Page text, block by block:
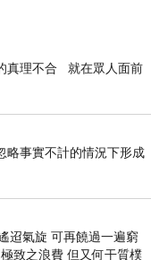
理不合 就在眾人面前
略事實不計的情況下形成
迢氣旋 可再饒過一遍窮
致之浪費 但又何干質樸